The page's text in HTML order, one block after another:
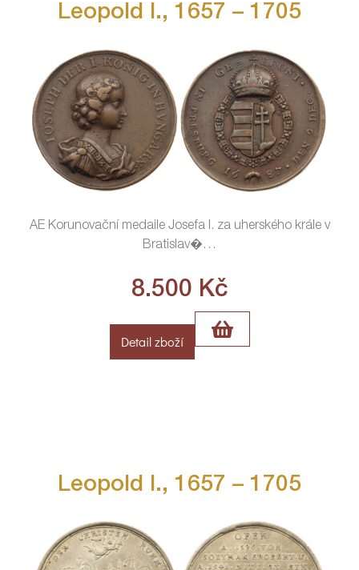
Leopold I., 1657 – 1705
AE Korunovační medaile Josefa I. za uherského krále v
Bratislav�…
8.500 Kč
Detail zboží
Leopold I., 1657 – 1705